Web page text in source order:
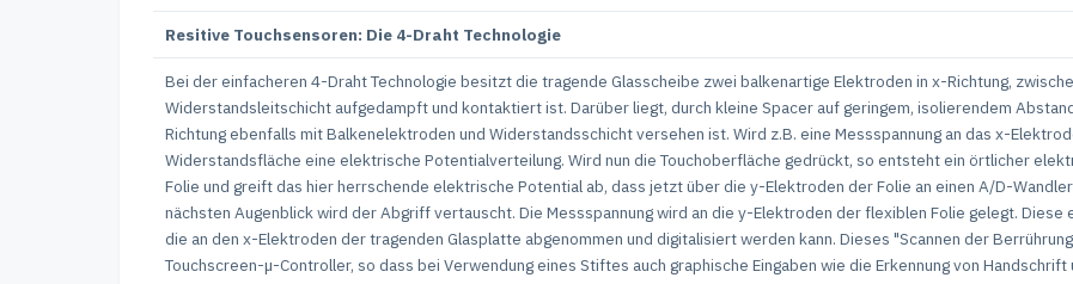
Resitive Touchsensoren: Die 4-Draht Technologie
Bei der einfacheren 4-Draht Technologie besitzt die tragende Glasscheibe zwei balkenartige Elektroden in x-Richtung,
Widerstandsleitschicht aufgedampft und kontaktiert ist. Darüber liegt, durch kleine Spacer auf geringem, isolierendem
Richtung ebenfalls mit Balkenelektroden und Widerstandsschicht versehen ist. Wird z.B. eine Messspannung an das x-
Widerstandsfläche eine elektrische Potentialverteilung. Wird nun die Touchoberfläche gedrückt, so entsteht ein örtlicher
Folie und greift das hier herrschende elektrische Potential ab, dass jetzt über die y-Elektroden der Folie an einen A/D-
nächsten Augenblick wird der Abgriff vertauscht. Die Messspannung wird an die y-Elektroden der flexiblen Folie gelegt. Diese
die an den x-Elektroden der tragenden Glasplatte abgenommen und digitalisiert werden kann. Dieses "Scannen der
Touchscreen-µ-Controller, so dass bei Verwendung eines Stiftes auch graphische Eingaben wie die Erkennung von